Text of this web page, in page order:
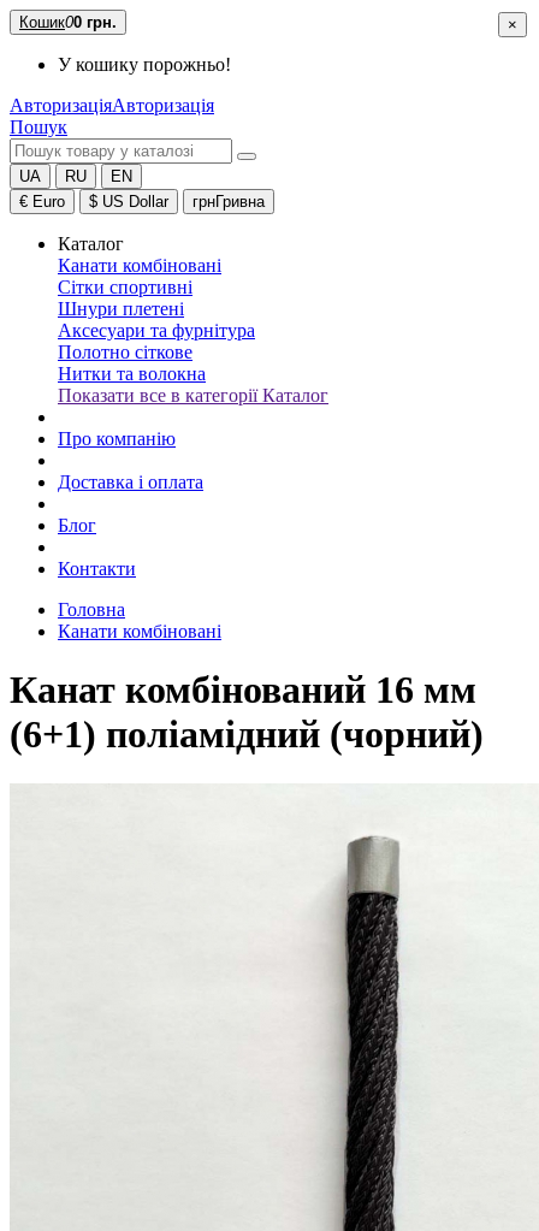
Кошик00 грн.
У кошику порожньо!
АвторизаціяАвторизація
Пошук
UA RU
EN
€ Euro $ US Dollar грнГривна
Каталог
Канати комбіновані
Сітки спортивні
Шнури плетені
Аксесуари та фурнітура
Полотно сіткове
Нитки та волокна
Показати все в категорії Каталог
Про компанію
Доставка і оплата
Блог
Контакти
Головна
Канати комбіновані
Канат комбінований 16 мм
(6+1) поліамідний (чорний)
×